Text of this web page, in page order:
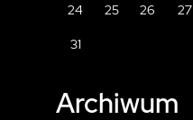
24 25 26 27
31
Archiwum